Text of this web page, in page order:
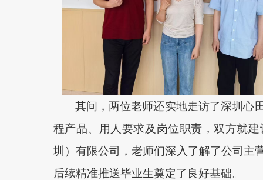
其间，两位老师还实地走访了深圳心
程产品、用人要求及岗位职责，双方就
圳）有限公司，老师们深入了解了公司主
后续精准推送毕业生奠定了良好基础。